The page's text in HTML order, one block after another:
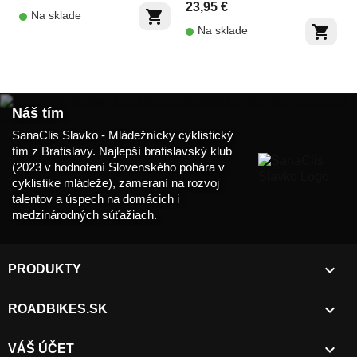
shopping_cart
Na sklade
23,95 €
shopping_cart
Na sklade
Náš tím
SanaClis Slavko - Mládežnícky cyklistický
tím z Bratislavy. Najlepší bratislavský klub
(2023 v hodnotení Slovenského pohára v
cyklistike mládeže), zameraní na rozvoj
talentov a úspech na domácich i
medzinárodných súťažiach.
PRODUKTY 
ROADBIKES.SK 
VÁŠ ÚČET 